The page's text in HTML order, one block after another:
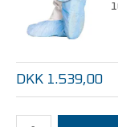
DKK 1.539,00